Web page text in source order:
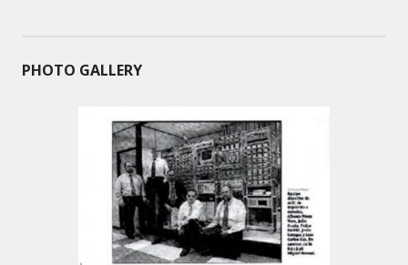
PHOTO GALLERY